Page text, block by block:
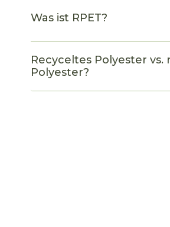
Was ist RPET?
Recyceltes Polyester vs.
Polyester?